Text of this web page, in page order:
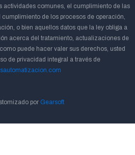
actividades comunes, el cumplimiento de las
de los procesos de operación,
o bien aquellos datos que la ley obliga a
acerca del tratamiento, actualizaciones de
puede hacer valer sus derechos, usted
de privacidad integral a través de
por Gearsoft